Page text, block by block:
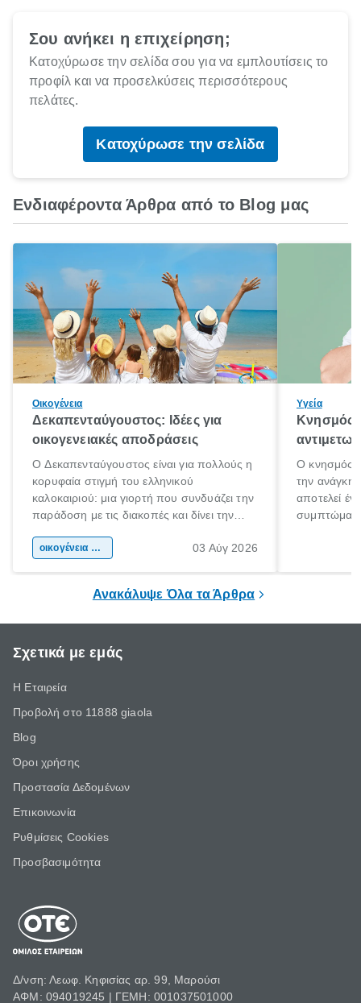
Σου ανήκει η επιχείρηση;
Κατοχύρωσε την σελίδα σου για να εμπλουτίσεις το
προφίλ και να προσελκύσεις περισσότερους
πελάτες.
Κατοχύρωσε την σελίδα
Ενδιαφέροντα Άρθρα από το Blog μας
Οικογένεια
Δεκαπενταύγουστος: Ιδέες για
οικογενειακές αποδράσεις
Ο Δεκαπενταύγουστος είναι για πολλούς η
κορυφαία στιγμή του ελληνικού
καλοκαιριού: μια γιορτή που συνδυάζει την
παράδοση με τις διακοπές και δίνει την
χώρας. Είτε πρόκειται για λίγες μέρες
οικογένεια & παιδί 03 Αύγ 2026
Υγεία
Κνησμός:
Ο κνησμός
την ανάγκη
αποτελεί
Ανακάλυψε Όλα τα Άρθρα
Σχετικά με εμάς
Η Εταιρεία
Προβολή στο 11888 giaola
Blog
Όροι χρήσης
Προστασία Δεδομένων
Επικοινωνία
Ρυθμίσεις Cookies
Προσβασιμότητα
Δ/νση: Λεωφ. Κηφισίας αρ. 99, Μαρούσι
ΑΦΜ: 094019245 | ΓΕΜΗ: 001037501000